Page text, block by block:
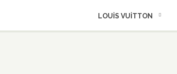
LOUİS VUİTTON